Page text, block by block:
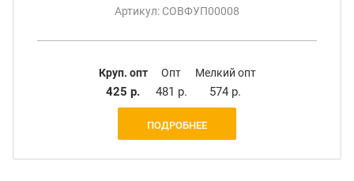
Артикул: СОВФУП00008
Круп. опт
425 р.
Опт
481 р.
Мелкий опт
574 р.
ПОДРОБНЕЕ